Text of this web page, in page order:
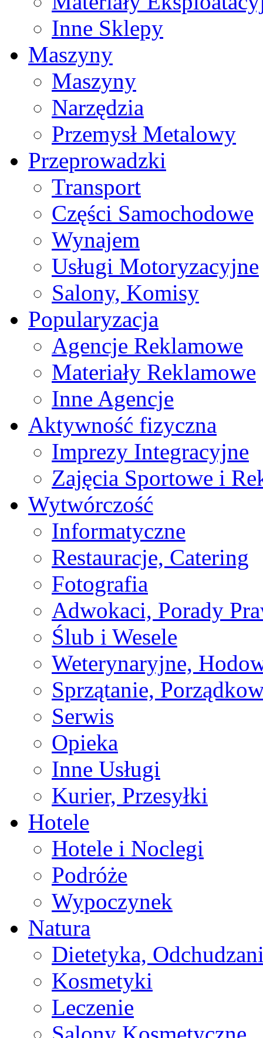
Inne Sklepy
Maszyny
Maszyny
Narzędzia
Przemysł Metalowy
Przeprowadzki
Transport
Części Samochodowe
Wynajem
Usługi Motoryzacyjne
Salony, Komisy
Popularyzacja
Agencje Reklamowe
Materiały Reklamowe
Inne Agencje
Aktywność fizyczna
Imprezy Integracyjne
Zajęcia Sportowe i
Wytwórczość
Informatyczne
Restauracje, Catering
Fotografia
Adwokaci, Porady
Ślub i Wesele
Weterynaryjne,
Sprzątanie,
Serwis
Opieka
Inne Usługi
Kurier, Przesyłki
Hotele
Hotele i Noclegi
Podróże
Wypoczynek
Natura
Dietetyka,
Kosmetyki
Leczenie